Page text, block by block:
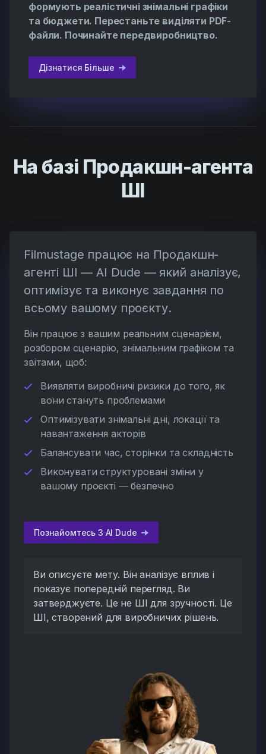
формують реалістичні знімальні графіки
та бюджети. Перестаньте виділяти PDF-
файли. Починайте передвиробництво.
Дізнатися Більше
На базі Продакшн-агента
ШІ
Filmustage працює на Продакшн-
агенті ШІ — AI Dude — який аналізує,
оптимізує та виконує завдання по
всьому вашому проєкту.
Він працює з вашим реальним сценарієм,
розбором сценарію, знімальним графіком та
звітами, щоб:
Виявляти виробничі ризики до того, як
вони стануть проблемами
Оптимізувати знімальні дні, локації та
навантаження акторів
Балансувати час, сторінки та складність
Виконувати структуровані зміни у
вашому проєкті — безпечно
Познайомтесь З AI Dude
Ви описуєте мету. Він аналізує вплив і
показує попередній перегляд. Ви
затверджуєте. Це не ШІ для зручності. Це
ШІ, створений для виробничих рішень.